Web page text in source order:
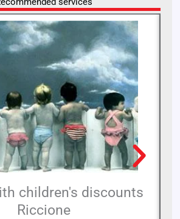
children's discounts
Riccione